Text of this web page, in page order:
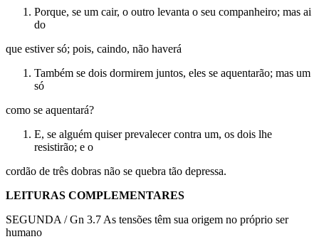
Porque, se um cair, o outro levanta o seu companheiro; mas ai
do
que estiver só; pois, caindo, não haverá
Também se dois dormirem juntos, eles se aquentarão; mas um
só
como se aquentará?
E, se alguém quiser prevalecer contra um, os dois lhe
resistirão; e o
cordão de três dobras não se quebra tão depressa.
LEITURAS COMPLEMENTARES
SEGUNDA / Gn 3.7 As tensões têm sua origem no próprio ser
humano